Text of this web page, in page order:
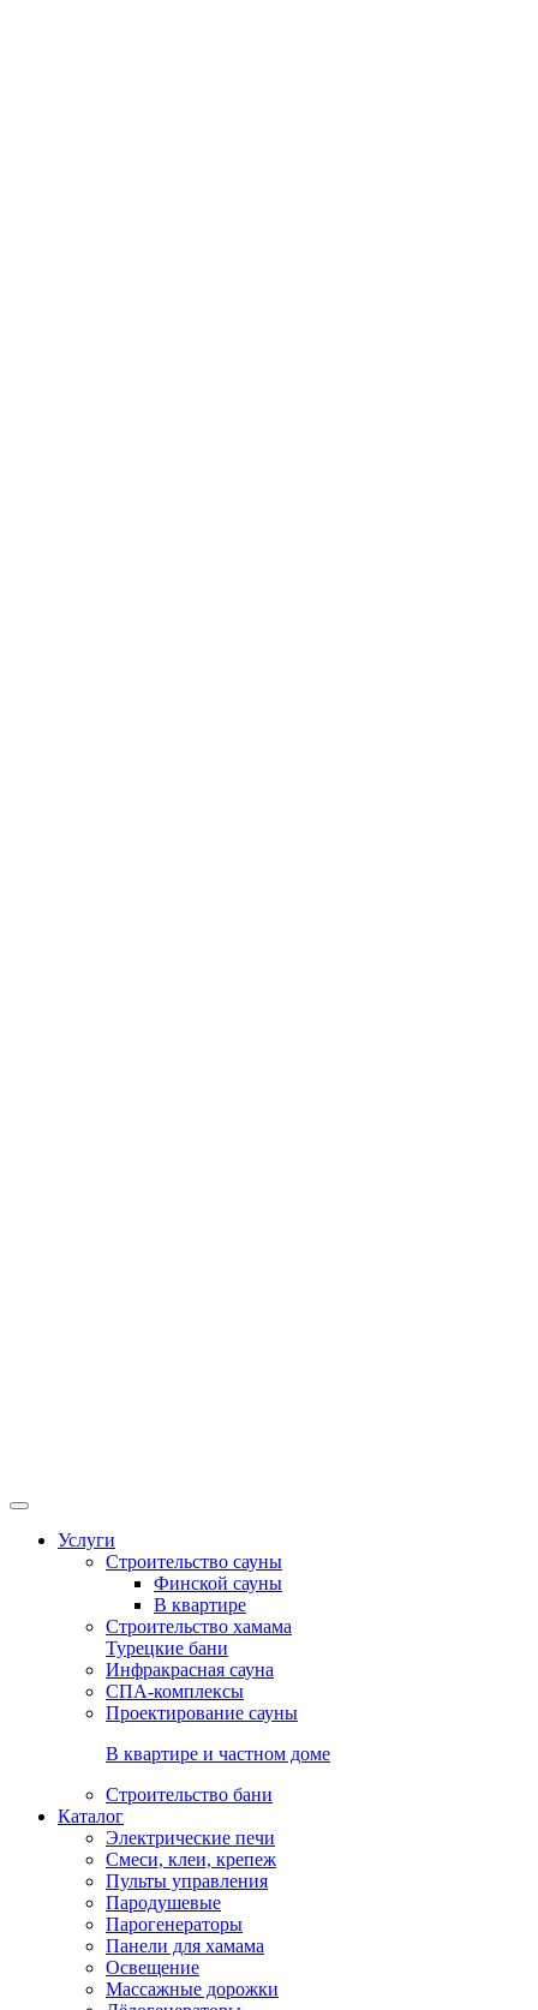
Услуги
Строительство сауны
Финской сауны
В квартире
Строительство хамама
Турецкие бани
Инфракрасная сауна
СПА-комплексы
Проектирование сауны
В квартире и частном доме
Строительство бани
Каталог
Электрические печи
Смеси, клеи, крепеж
Пульты управления
Пародушевые
Парогенераторы
Панели для хамама
Освещение
Массажные дорожки